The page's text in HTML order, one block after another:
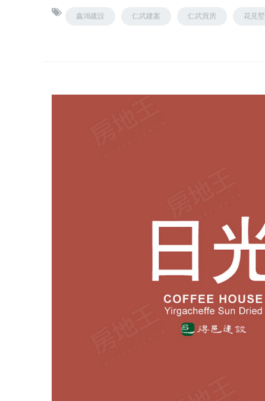
鑫鴻建設 仁武建案 仁武買房 花見墅